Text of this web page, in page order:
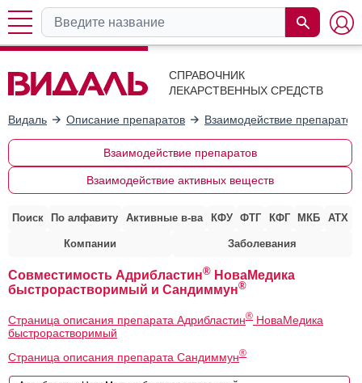
СПРАВОЧНИК
ЛЕКАРСТВЕННЫХ СРЕДСТВ
Видаль Описание препаратов Взаимодействие препаратов
Взаимодействие препаратов
Взаимодействие активных веществ
Поиск По алфавиту Активные в-ва КФУ ФТГ КФГ МКБ АТХ
Компании Заболевания
Совместимость Адрибластин® НоваМедика
быстрорастворимый и Сандиммун®
Страница описания препарата Адрибластин® НоваМедика
быстрорастворимый
Страница описания препарата Сандиммун®